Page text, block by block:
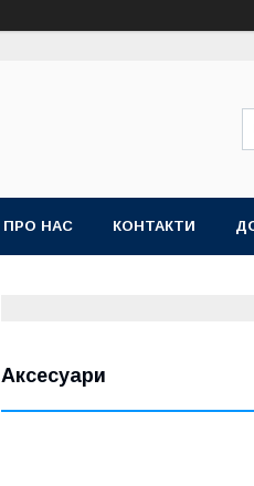
ПРО НАС КОНТАКТИ
Аксесуари